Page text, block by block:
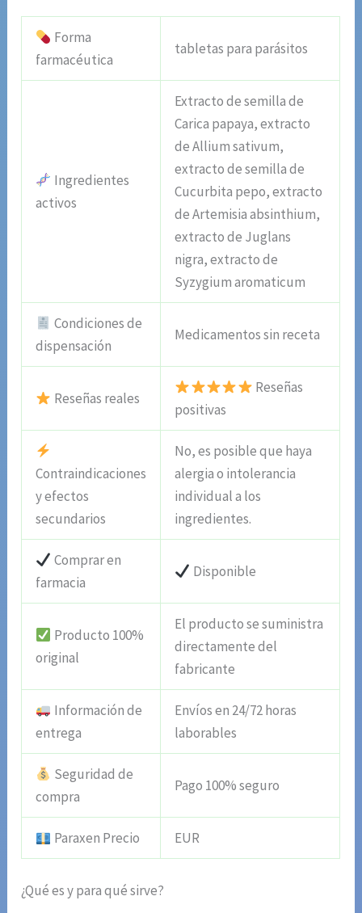
Forma
farmacéutica
tabletas para parásitos
Ingredientes
activos
Extracto de semilla de
Carica papaya, extracto
de Allium sativum,
extracto de semilla de
Cucurbita pepo, extracto
de Artemisia absinthium,
extracto de Juglans
nigra, extracto de
Syzygium aromaticum
Condiciones de
dispensación
Medicamentos sin receta
Reseñas reales
Reseñas
positivas
Contraindicaciones
y efectos
secundarios
No, es posible que haya
alergia o intolerancia
individual a los
ingredientes.
Comprar en
farmacia
Disponible
Producto 100%
original
El producto se suministra
directamente del
fabricante
Información de
entrega
Envíos en 24/72 horas
laborables
Seguridad de
compra
Pago 100% seguro
Paraxen Precio EUR
¿Qué es y para qué sirve?